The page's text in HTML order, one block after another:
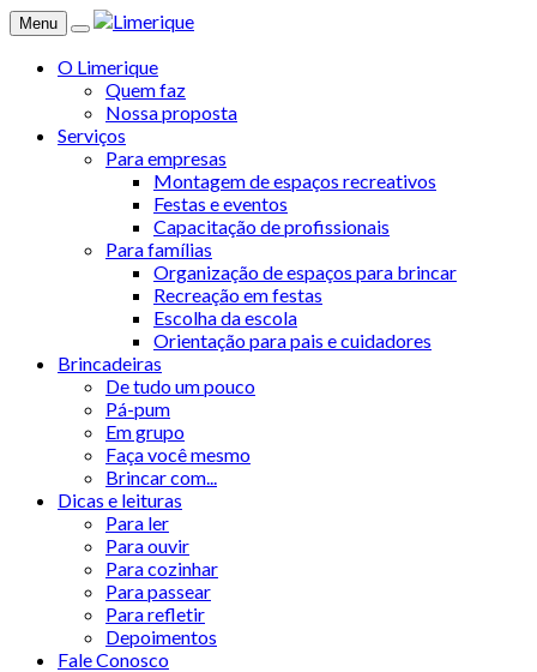
Menu
O Limerique
Quem faz
Nossa proposta
Serviços
Para empresas
Montagem de espaços recreativos
Festas e eventos
Capacitação de profissionais
Para famílias
Organização de espaços para brincar
Recreação em festas
Escolha da escola
Orientação para pais e cuidadores
Brincadeiras
De tudo um pouco
Pá-pum
Em grupo
Faça você mesmo
Brincar com...
Dicas e leituras
Para ler
Para ouvir
Para cozinhar
Para passear
Para refletir
Depoimentos
Fale Conosco